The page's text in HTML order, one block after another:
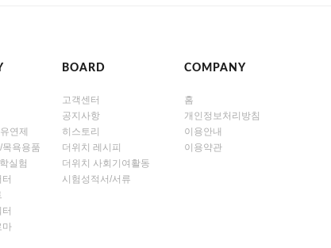
연제
목욕용품
실험
마
BOARD
고객센터
공지사항
히스토리
더위치 레시피
더위치 사회기여활동
시험성적서/서류
COMPANY
홈
개인정보처리방침
이용안내
이용약관